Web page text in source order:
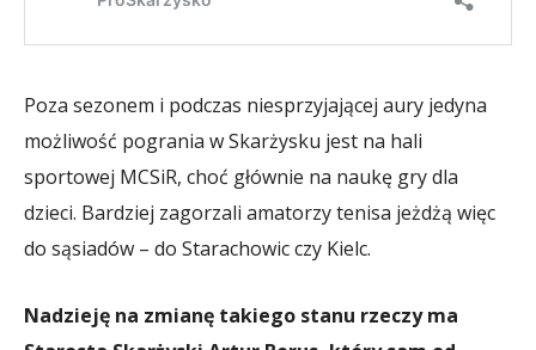
Poza sezonem i podczas niesprzyjającej aury jedyna
możliwość pogrania w Skarżysku jest na hali
sportowej MCSiR, choć głównie na naukę gry dla
dzieci. Bardziej zagorzali amatorzy tenisa jeżdżą więc
do sąsiadów – do Starachowic czy Kielc.
Nadzieję na zmianę takiego stanu rzeczy ma